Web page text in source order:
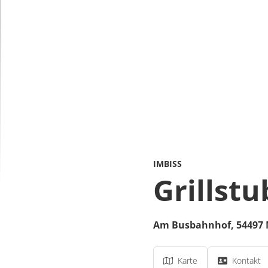
IMBISS
Am Busbahnhof, 54497
Karte Kontakt